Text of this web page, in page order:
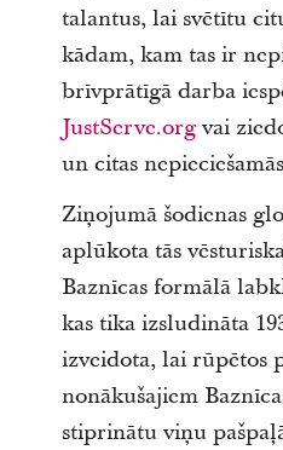
talantus, lai svētītu
kādam, kam tas ir
brīvprātīgā darba
JustServe.orgvai
un citas
Ziņojumā šodienas
aplūkota tās
Baznīcas formālā
kas tika izsludināta
izveidota, lai rūpētos
nonākušajiem
stiprinātu viņu